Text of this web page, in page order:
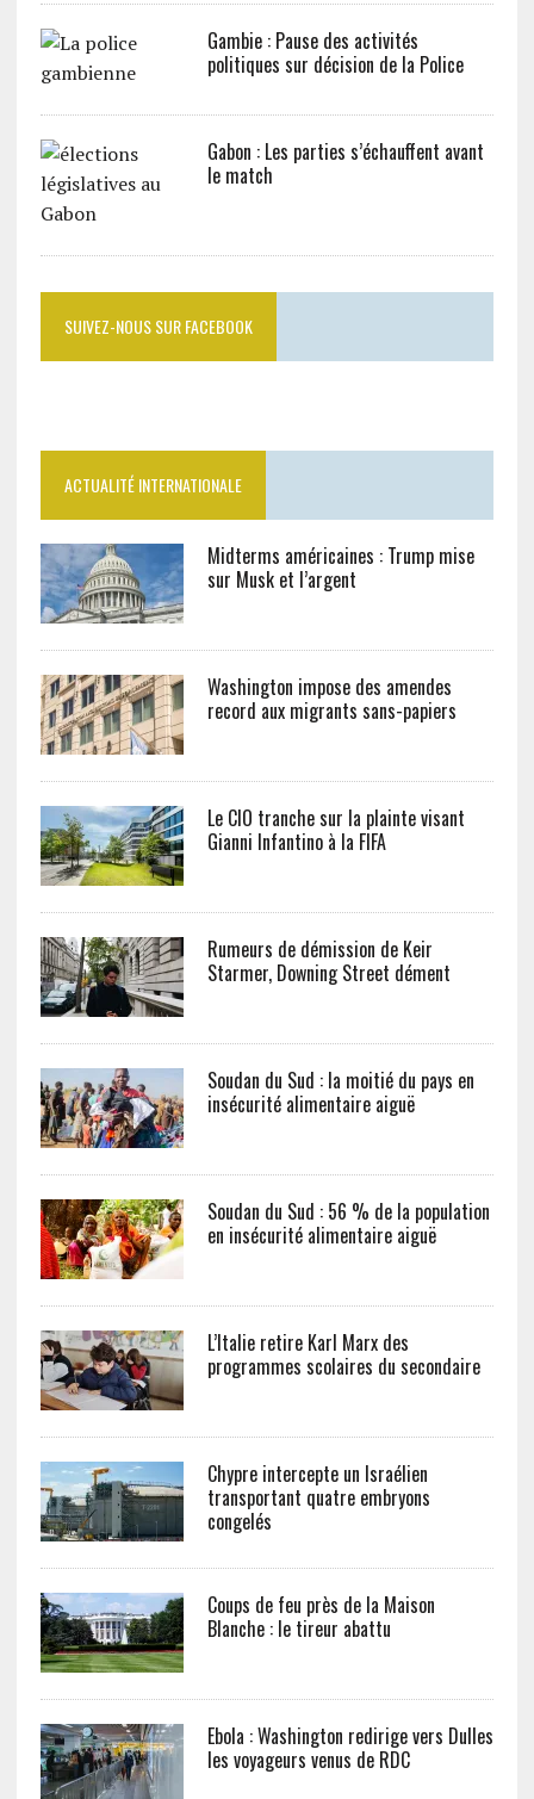
Gambie : Pause des activités
politiques sur décision de la Police
Gabon : Les parties s’échauffent avant
le match
SUIVEZ-NOUS SUR FACEBOOK
ACTUALITÉ INTERNATIONALE
Midterms américaines : Trump mise
sur Musk et l’argent
Washington impose des amendes
record aux migrants sans-papiers
Le CIO tranche sur la plainte visant
Gianni Infantino à la FIFA
Rumeurs de démission de Keir
Starmer, Downing Street dément
Soudan du Sud : la moitié du pays en
insécurité alimentaire aiguë
Soudan du Sud : 56 % de la population
en insécurité alimentaire aiguë
L’Italie retire Karl Marx des
programmes scolaires du secondaire
Chypre intercepte un Israélien
transportant quatre embryons
congelés
Coups de feu près de la Maison
Blanche : le tireur abattu
Ebola : Washington redirige vers Dulles
les voyageurs venus de RDC